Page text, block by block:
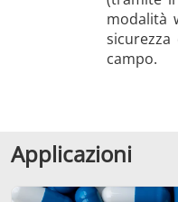
modalità
campo.
Applicazioni